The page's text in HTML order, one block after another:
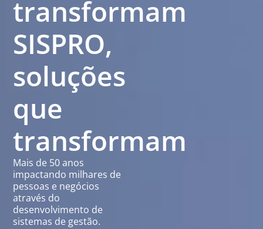
transformam
SISPRO,
soluções
que
transformam
Mais de 50 anos
impactando milhares de
pessoas e negócios
através do
desenvolvimento de
sistemas de gestão.